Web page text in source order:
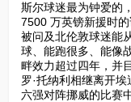
斯尔球迷最为钟爱的
7500 万英镑新援时
被问及北伦敦球迷能
球、能跑很多、能像
畔效力超过四年，并
罗·托纳利相继离开
六强对阵挪威的比赛